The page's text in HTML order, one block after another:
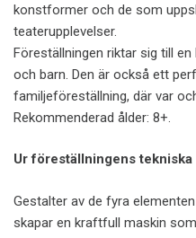
konstformer och de som
teaterupplevelser.
Föreställningen riktar sig till
och barn. Den är också ett
familjeföreställning, där var
Rekommenderad ålder: 8+.
Ur föreställningens
Gestalter av de fyra
skapar en kraftfull maskin